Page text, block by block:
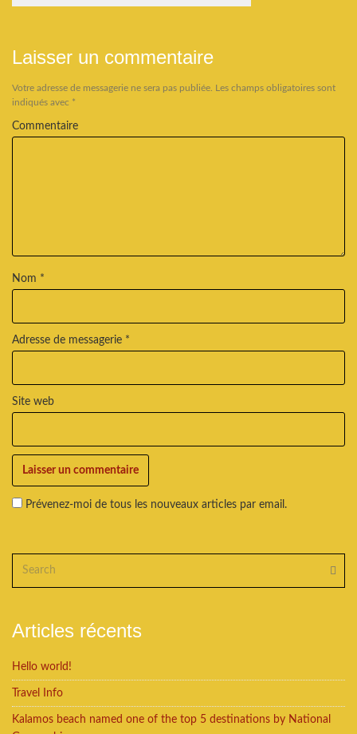
Laisser un commentaire
Votre adresse de messagerie ne sera pas publiée. Les champs obligatoires sont
indiqués avec *
Commentaire
Nom *
Adresse de messagerie *
Site web
Prévenez-moi de tous les nouveaux articles par email.
Articles récents
Hello world!
Travel Info
Kalamos beach named one of the top 5 destinations by National